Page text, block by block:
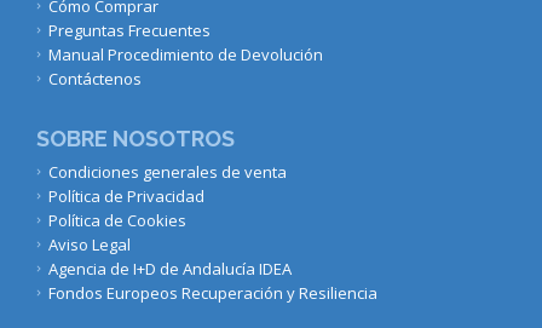
Cómo Comprar
Preguntas Frecuentes
Manual Procedimiento de Devolución
Contáctenos
SOBRE NOSOTROS
Condiciones generales de venta
Política de Privacidad
Política de Cookies
Aviso Legal
Agencia de I+D de Andalucía IDEA
Fondos Europeos Recuperación y Resiliencia